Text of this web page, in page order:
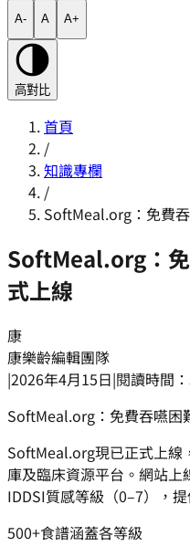
A- A A+
高對比
首頁
/
知識專欄
/
SoftMeal.org：免費
SoftMeal.org：
式上線
康
康樂齡編輯團隊
|2026年4月15日|閱讀時間
SoftMeal.org：免費吞嚥困
SoftMeal.org現已正式上線
庫及臨床資源平台。網站
IDDSI質感等級（0–7），
500+食譜涵蓋各等級